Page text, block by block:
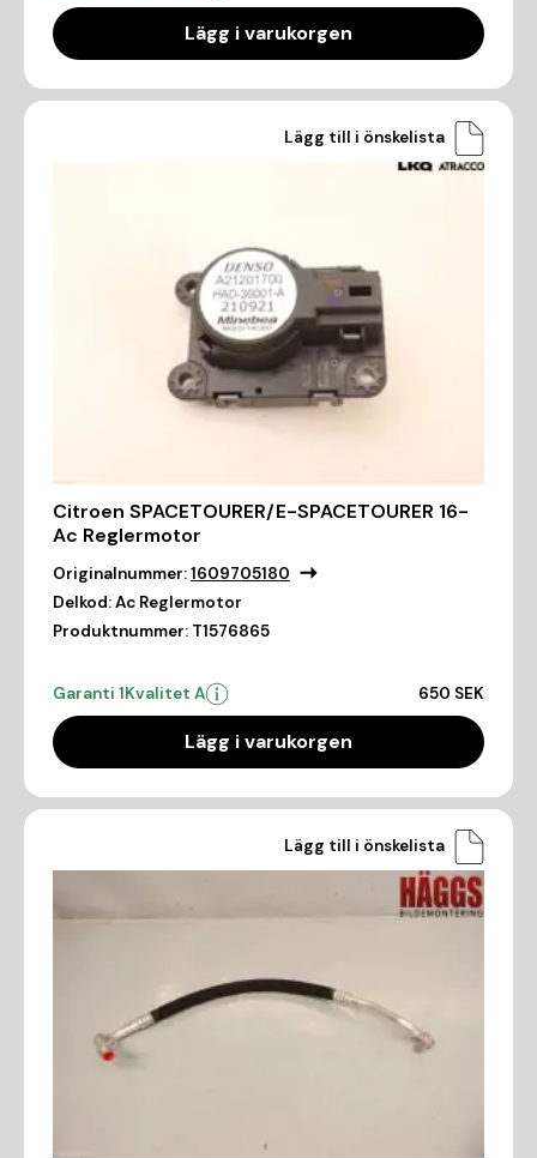
Lägg i varukorgen
Lägg till i önskelista
Citroen SPACETOURER/E-SPACETOURER 16-
Ac Reglermotor
Originalnummer:1609705180
Delkod:Ac Reglermotor
Produktnummer: T1576865
Garanti 1Kvalitet A 650 SEK
Lägg i varukorgen
Lägg till i önskelista